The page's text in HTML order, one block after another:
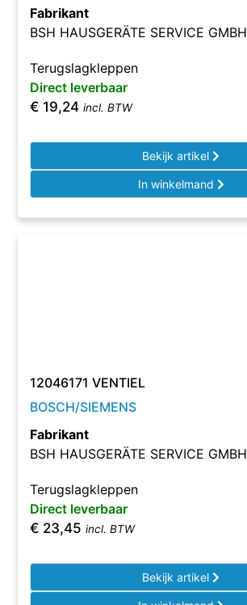
Fabrikant
BSH HAUSGERÄTE SERVICE GMBH
Terugslagkleppen
Direct leverbaar
€ 19,24 incl. BTW
Bekijk artikel
In winkelmand
12046171 VENTIEL
BOSCH/SIEMENS
Fabrikant
BSH HAUSGERÄTE SERVICE GMBH
Terugslagkleppen
Direct leverbaar
€ 23,45 incl. BTW
Bekijk artikel